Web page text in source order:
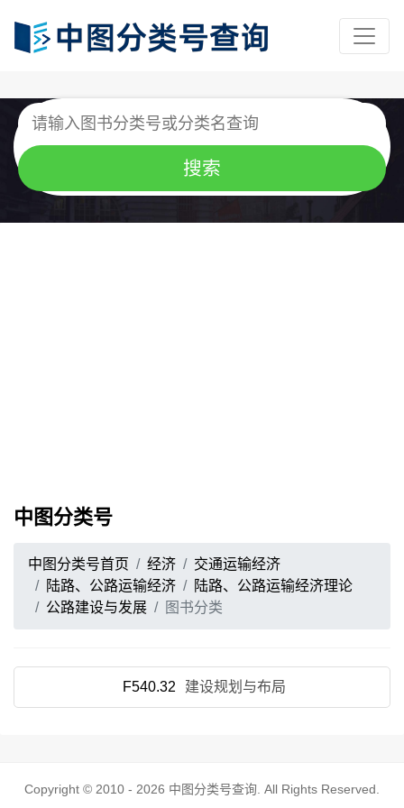
中图分类号
中图分类号首页 经济
交通运输经济
陆路、公路运输经济
陆路、公路运输经济理论
公路建设与发展
图书分类
F540.32 建设规划与布局
Copyright © 2010 - 2026 中图分类号查询 . All Rights Reserved.